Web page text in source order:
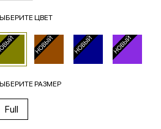
ЦВЕТ
РАЗМЕР
Full